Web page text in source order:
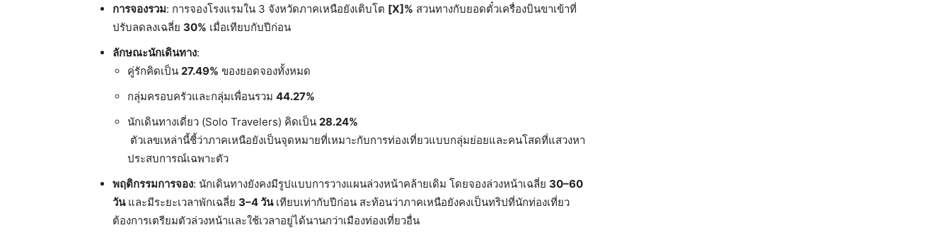
การจองรวม: การจองโรงแรมใน 3 จังหวัดภาคเหนือยังเติบโต [X]% สวนทางกับยอดตั๋วเครื่องบินขาเข้าที่
ปรับลดลงเฉลี่ย 30% เมื่อเทียบกับปีก่อน
ลักษณะนักเดินทาง:
คู่รักคิดเป็น 27.49% ของยอดจองทั้งหมด
กลุ่มครอบครัวและกลุ่มเพื่อนรวม 44.27%
นักเดินทางเดี่ยว (Solo Travelers) คิดเป็น 28.24%
ตัวเลขเหล่านี้ชี้ว่าภาคเหนือยังเป็นจุดหมายที่เหมาะกับการท่องเที่ยวแบบกลุ่มย่อยและคนโสดที่แสวงหา
ประสบการณ์เฉพาะตัว
พฤติกรรมการจอง: นักเดินทางยังคงมีรูปแบบการวางแผนล่วงหน้าคล้ายเดิม โดยจองล่วงหน้าเฉลี่ย 30–60
วันและมีระยะเวลาพักเฉลี่ย 3–4วันเทียบเท่ากับปีก่อน สะท้อนว่าภาคเหนือยังคงเป็นทริปที่นักท่องเที่ยว
ต้องการเตรียมตัวล่วงหน้าและใช้เวลาอยู่ได้นานกว่าเมืองท่องเที่ยวอื่น